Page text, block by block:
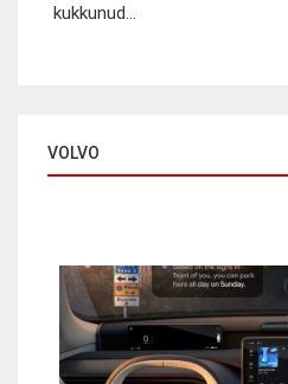
kukkunud...
VOLVO